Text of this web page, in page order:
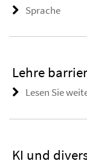
Sprache
Lehre
Lesen Sie
KI und